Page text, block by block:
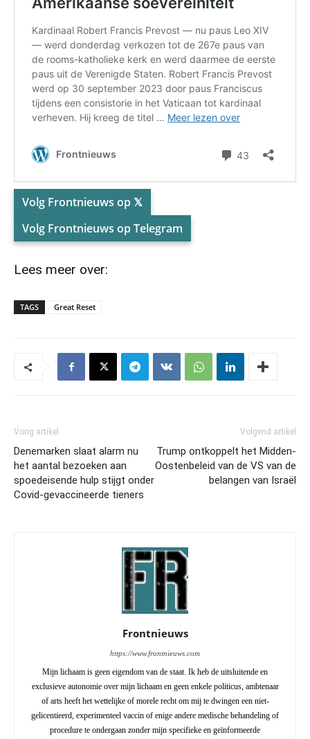
Volg Frontnieuws op 𝕏
Volg Frontnieuws op Telegram
Lees meer over:
TAGS Great Reset
Vorig artikel
Denemarken slaat alarm nu
het aantal bezoeken aan
spoedeisende hulp stijgt onder
Covid-gevaccineerde tieners
Volgend artikel
Trump ontkoppelt het Midden-
Oostenbeleid van de VS van de
belangen van Israël
Frontnieuws
https://www.frontnieuws.com
Mijn lichaam is geen eigendom van de staat. Ik heb de uitsluitende en
exclusieve autonomie over mijn lichaam en geen enkele politicus, ambtenaar
of arts heeft het wettelijke of morele recht om mij te dwingen een niet-
gelicentieerd, experimenteel vaccin of enige andere medische behandeling of
procedure te ondergaan zonder mijn specifieke en geïnformeerde